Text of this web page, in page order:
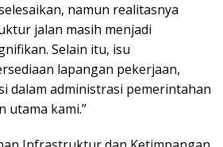
namun realitasnya
jalan masih menjadi
Selain itu, isu
lapangan pekerjaan,
dalam administrasi pemerintahan
utama kami.”